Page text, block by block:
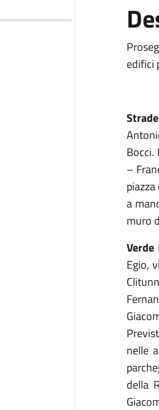
edifici
Strade
Bocci.
–
a
muro
Verde
Egio,
nelle
della